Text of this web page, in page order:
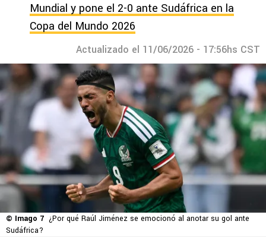
Mundial y pone el 2-0 ante Sudáfrica en la
Copa del Mundo 2026
Actualizado el 11/06/2026 - 17:56hs CST
© Imago 7 ¿Por qué Raúl Jiménez se emocionó al anotar su gol ante
Sudáfrica?